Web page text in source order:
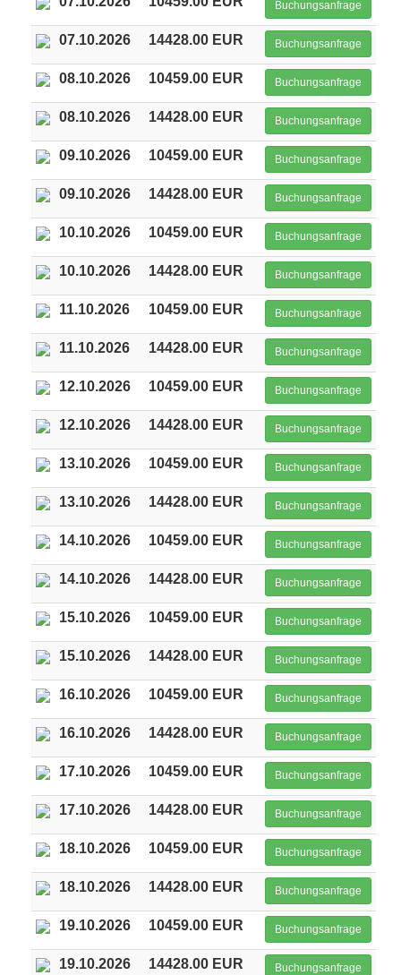
Buchungsanfrage
07.10.2026 14428.00 EUR Buchungsanfrage
08.10.2026 10459.00 EUR Buchungsanfrage
08.10.2026 14428.00 EUR Buchungsanfrage
09.10.2026 10459.00 EUR Buchungsanfrage
09.10.2026 14428.00 EUR Buchungsanfrage
10.10.2026 10459.00 EUR Buchungsanfrage
10.10.2026 14428.00 EUR Buchungsanfrage
11.10.2026 10459.00 EUR Buchungsanfrage
11.10.2026 14428.00 EUR Buchungsanfrage
12.10.2026 10459.00 EUR Buchungsanfrage
12.10.2026 14428.00 EUR Buchungsanfrage
13.10.2026 10459.00 EUR Buchungsanfrage
13.10.2026 14428.00 EUR Buchungsanfrage
14.10.2026 10459.00 EUR Buchungsanfrage
14.10.2026 14428.00 EUR Buchungsanfrage
15.10.2026 10459.00 EUR Buchungsanfrage
15.10.2026 14428.00 EUR Buchungsanfrage
16.10.2026 10459.00 EUR Buchungsanfrage
16.10.2026 14428.00 EUR Buchungsanfrage
17.10.2026 10459.00 EUR Buchungsanfrage
17.10.2026 14428.00 EUR Buchungsanfrage
18.10.2026 10459.00 EUR Buchungsanfrage
18.10.2026 14428.00 EUR Buchungsanfrage
19.10.2026 10459.00 EUR Buchungsanfrage
19.10.2026 14428.00 EUR Buchungsanfrage